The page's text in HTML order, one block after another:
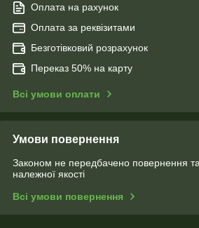
Оплата на рахунок
Оплата за реквізитами
Безготівковий розрахунок
Переказ 50% на карту
Всі умови оплати
Умови повернення
Законом не передбачено повернення
належної якості
Всі умови повернення